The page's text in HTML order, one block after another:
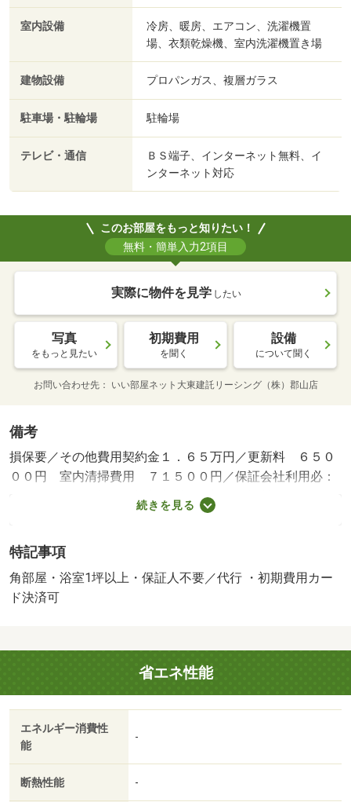
室内設備
冷房、暖房、エアコン、洗濯機置
場、衣類乾燥機、室内洗濯機置き場
建物設備 プロパンガス、複層ガラス
駐車場・駐輪場 駐輪場
テレビ・通信
ＢＳ端子、インターネット無料、イ
ンターネット対応
このお部屋をもっと知りたい！
無料・簡単入力2項目
実際に物件を見学 したい
写真
をもっと見たい
初期費用
を聞く
設備
について聞く
お問い合わせ先 いい部屋ネット大東建託リーシング（株）郡山店
備考
損保要／その他費用契約金１．６５万円／更新料 ６５０
００円 室内清掃費用 ７１５００円／保証会社利用必：
イントラスト 機関保証加入必須。初回保証料３５０００
円、月額保証料賃料等総額の１％＋８００円／月（その他
事務所利用不可／ＬＰガス料金はご契約前にＬＰガス事業
者にご確認いただけます。 ＬＰガス料金は家賃と併せて
お支払となります。（お客様にて開栓手続必要）ルームク
個人負担分の支払い方法は原則「カード決済」となりま
す。／バストイレ別／エアコン／浴室乾燥機／室内洗濯置
／シューズボックス／追焚機能浴室／角住戸／温水洗浄便
座／駐輪場／対面式キッチン／ＩＨクッキングヒーター／
ウォークインクロゼット／保証人不要／ネット使用料不要
／床下収納／複層ガラス／浴室１坪以上／セキュリティ会
対応物件／初期費用カード決済可／ヨークベニマル台新店
続きを見る
特記事項
角部屋・浴室1坪以上・保証人不要／代行 ・初期費用カー
ド決済可
省エネ性能
エネルギー消費性
能
-
断熱性能 -